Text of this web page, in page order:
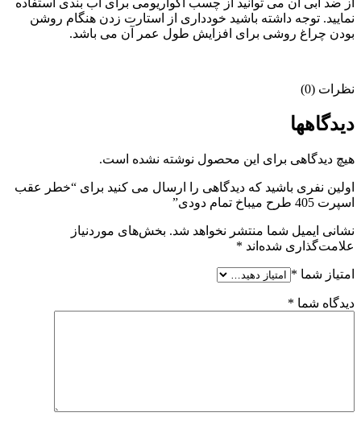
از ضد آبی آن می توانید از چسب آکواریومی برای آب بندی استفاده
نمایید. توجه داشته باشید خودداری از استارت زدن هنگام روشن
بودن چراغ روشی برای افزایش طول عمر آن می باشد.
نظرات (0)
دیدگاهها
هیچ دیدگاهی برای این محصول نوشته نشده است.
اولین نفری باشید که دیدگاهی را ارسال می کنید برای “خطر عقب
اسپرت 405 طرح میباخ تمام دودی”
نشانی ایمیل شما منتشر نخواهد شد. بخش‌های موردنیاز
علامت‌گذاری شده‌اند *
امتیاز شما *
دیدگاه شما *